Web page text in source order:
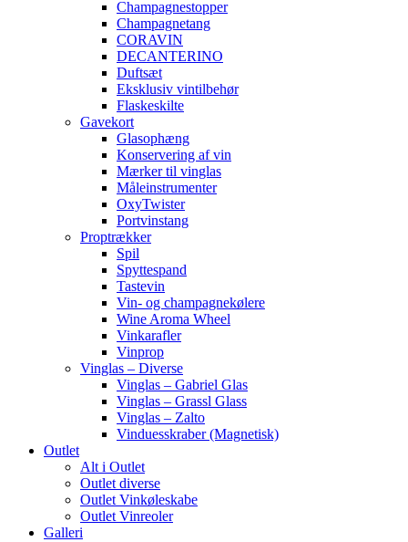
Champagnestopper
Champagnetang
CORAVIN
DECANTERINO
Duftsæt
Eksklusiv vintilbehør
Flaskeskilte
Gavekort
Glasophæng
Konservering af vin
Mærker til vinglas
Måleinstrumenter
OxyTwister
Portvinstang
Proptrækker
Spil
Spyttespand
Tastevin
Vin- og champagnekølere
Wine Aroma Wheel
Vinkarafler
Vinprop
Vinglas – Diverse
Vinglas – Gabriel Glas
Vinglas – Grassl Glass
Vinglas – Zalto
Vinduesskraber (Magnetisk)
Outlet
Alt i Outlet
Outlet diverse
Outlet Vinkøleskabe
Outlet Vinreoler
Galleri